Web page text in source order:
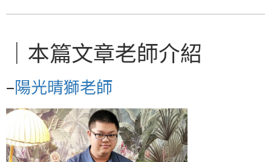
｜ 本篇文章老師介紹
–陽光晴獅老師